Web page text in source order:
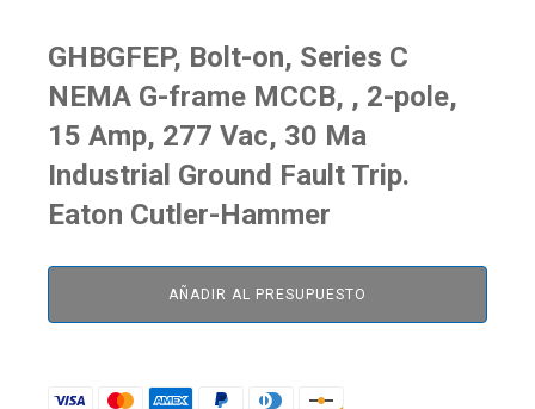
GHBGFEP, Bolt-on, Series C
NEMA G-frame MCCB, , 2-pole,
15 Amp, 277 Vac, 30 Ma
Industrial Ground Fault Trip.
Eaton Cutler-Hammer
AÑADIR AL PRESUPUESTO